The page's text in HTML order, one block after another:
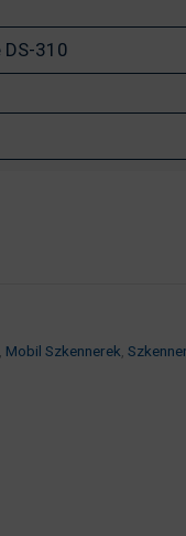
Mobil Szkennerek